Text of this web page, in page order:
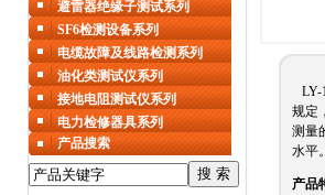
LY-
规定
测量
水平。
产品
避雷器绝缘子测试系列
SF6检测设备系列
电缆故障及线路检测系列
油化类测试仪系列
接地电阻测试仪系列
电力检修器具系列
产品搜索